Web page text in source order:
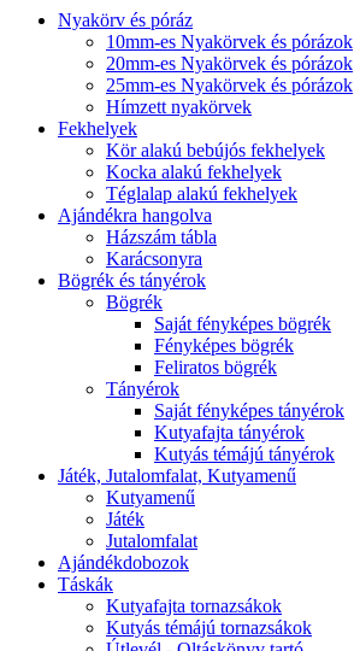
Nyakörv és póráz
10mm-es Nyakörvek és pórázok
20mm-es Nyakörvek és pórázok
25mm-es Nyakörvek és pórázok
Hímzett nyakörvek
Fekhelyek
Kör alakú bebújós fekhelyek
Kocka alakú fekhelyek
Téglalap alakú fekhelyek
Ajándékra hangolva
Házszám tábla
Karácsonyra
Bögrék és tányérok
Bögrék
Saját fényképes bögrék
Fényképes bögrék
Feliratos bögrék
Tányérok
Saját fényképes tányérok
Kutyafajta tányérok
Kutyás témájú tányérok
Játék, Jutalomfalat, Kutyamenű
Kutyamenű
Játék
Jutalomfalat
Ajándékdobozok
Táskák
Kutyafajta tornazsákok
Kutyás témájú tornazsákok